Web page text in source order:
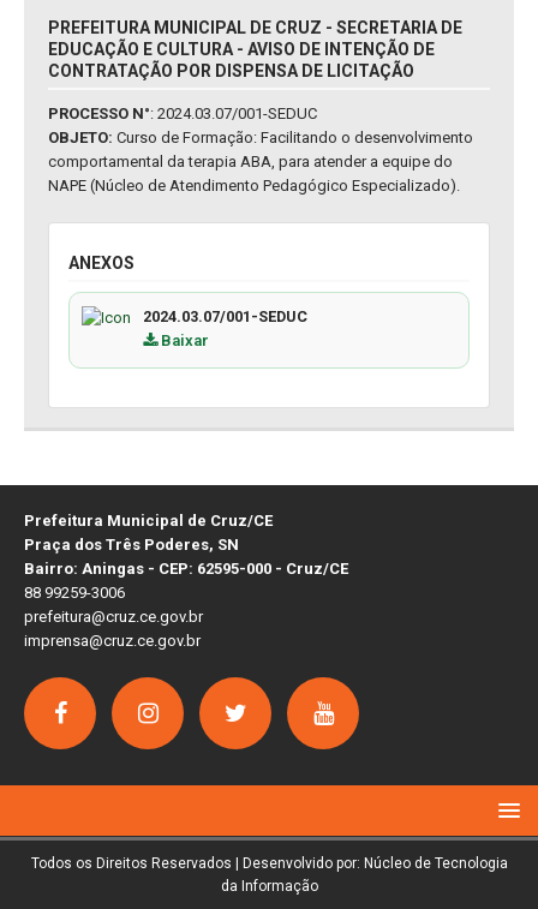
PREFEITURA MUNICIPAL DE CRUZ - SECRETARIA DE
EDUCAÇÃO E CULTURA - AVISO DE INTENÇÃO DE
CONTRATAÇÃO POR DISPENSA DE LICITAÇÃO
PROCESSO N°: 2024.03.07/001-SEDUC
OBJETO: Curso de Formação: Facilitando o desenvolvimento
comportamental da terapia ABA, para atender a equipe do
NAPE (Núcleo de Atendimento Pedagógico Especializado).
ANEXOS
2024.03.07/001-SEDUC
Baixar
Prefeitura Municipal de Cruz/CE
Praça dos Três Poderes, SN
Bairro: Aningas - CEP: 62595-000 - Cruz/CE
88 99259-3006
prefeitura@cruz.ce.gov.br
imprensa@cruz.ce.gov.br
Todos os Direitos Reservados | Desenvolvido por: Núcleo de Tecnologia
da Informação